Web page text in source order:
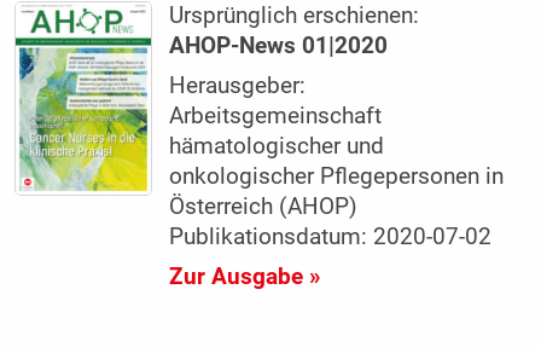
Ursprünglich erschienen:
AHOP-News 01|2020
Herausgeber:
Arbeitsgemeinschaft
hämatologischer und
onkologischer Pflegepersonen in
Österreich (AHOP)
Publikationsdatum: 2020-07-02
Zur Ausgabe »